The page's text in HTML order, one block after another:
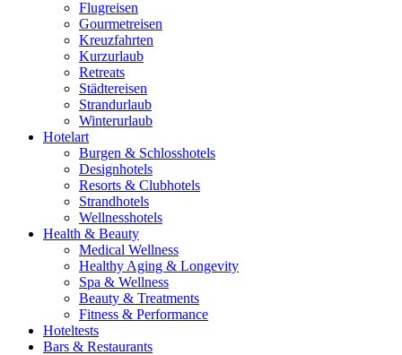
Flugreisen
Gourmetreisen
Kreuzfahrten
Kurzurlaub
Retreats
Städtereisen
Strandurlaub
Winterurlaub
Hotelart
Burgen & Schlosshotels
Designhotels
Resorts & Clubhotels
Strandhotels
Wellnesshotels
Health & Beauty
Medical Wellness
Healthy Aging & Longevity
Spa & Wellness
Beauty & Treatments
Fitness & Performance
Hoteltests
Bars & Restaurants